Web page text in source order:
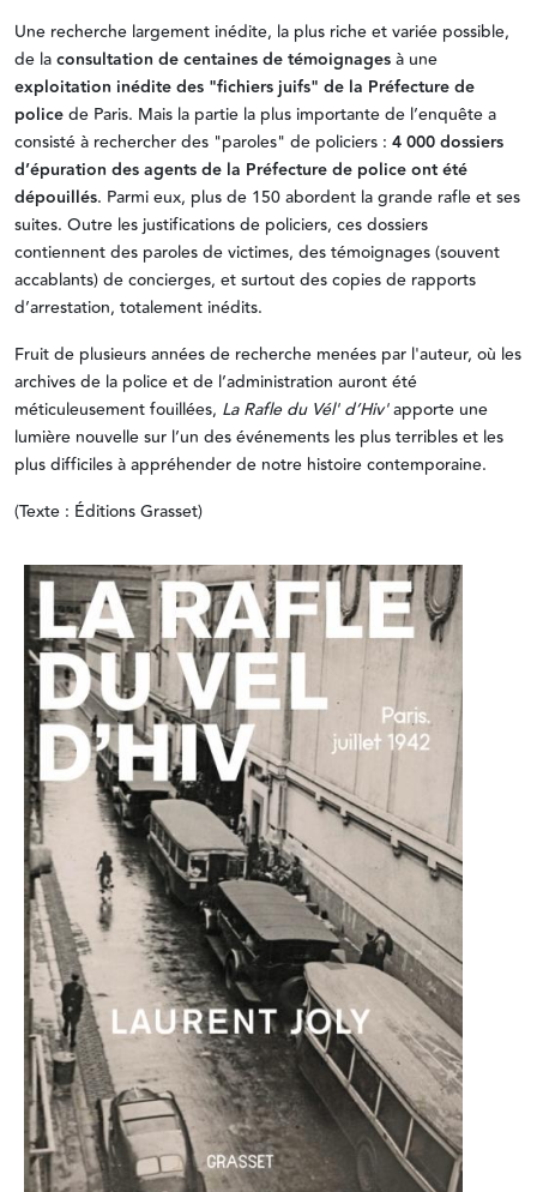
Une recherche largement inédite, la plus riche et variée possible,
de laconsultation de centaines de témoignagesà une
exploitation inédite des "fichiers juifs" de la Préfecture de
policede Paris. Mais la partie la plus importante de l’enquête a
consisté à rechercher des "paroles" de policiers : 4 000 dossiers
d’épuration des agents de la Préfecture de police ont été
dépouillés. Parmi eux, plus de 150 abordent la grande rafle et ses
suites. Outre les justifications de policiers, ces dossiers
contiennent des paroles de victimes, des témoignages (souvent
accablants) de concierges, et surtout des copies de rapports
d’arrestation, totalement inédits.
Fruit de plusieurs années de recherche menées par l'auteur, où les
archives de la police et de l’administration auront été
méticuleusement fouillées, La Rafle du Vél' d’Hiv'apporte une
lumière nouvelle sur l’un des événements les plus terribles et les
plus difficiles à appréhender de notre histoire contemporaine.
(Texte : Éditions Grasset)